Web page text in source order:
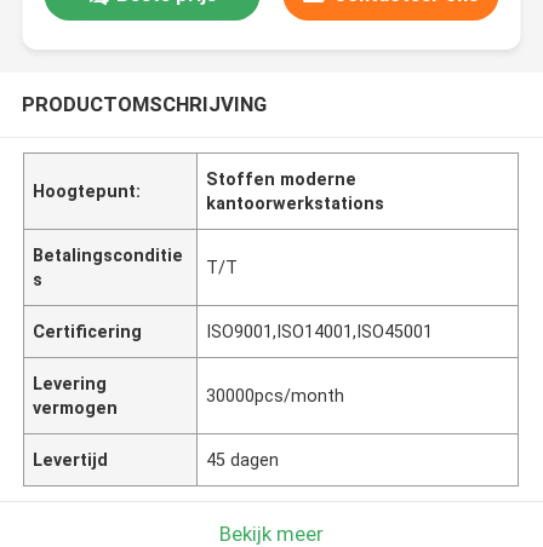
PRODUCTOMSCHRIJVING
Hoogtepunt:
Stoffen moderne
kantoorwerkstations
Betalingsconditie
s
T/T
Certificering ISO9001,ISO14001,ISO45001
Levering
vermogen
30000pcs/month
Levertijd 45 dagen
Bekijk meer